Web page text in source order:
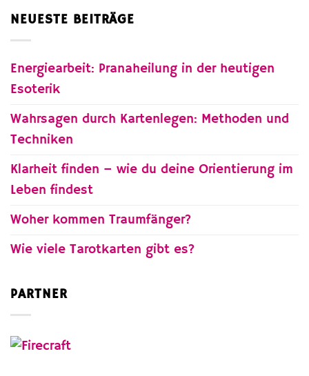
NEUESTE BEITRÄGE
Energiearbeit: Pranaheilung in der heutigen
Esoterik
Wahrsagen durch Kartenlegen: Methoden und
Techniken
Klarheit finden – wie du deine Orientierung im
Leben findest
Woher kommen Traumfänger?
Wie viele Tarotkarten gibt es?
PARTNER